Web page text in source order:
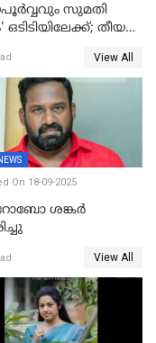
സുമതി
തീയതി
View All
On 18-09-2025
ശങ്കർ
View All